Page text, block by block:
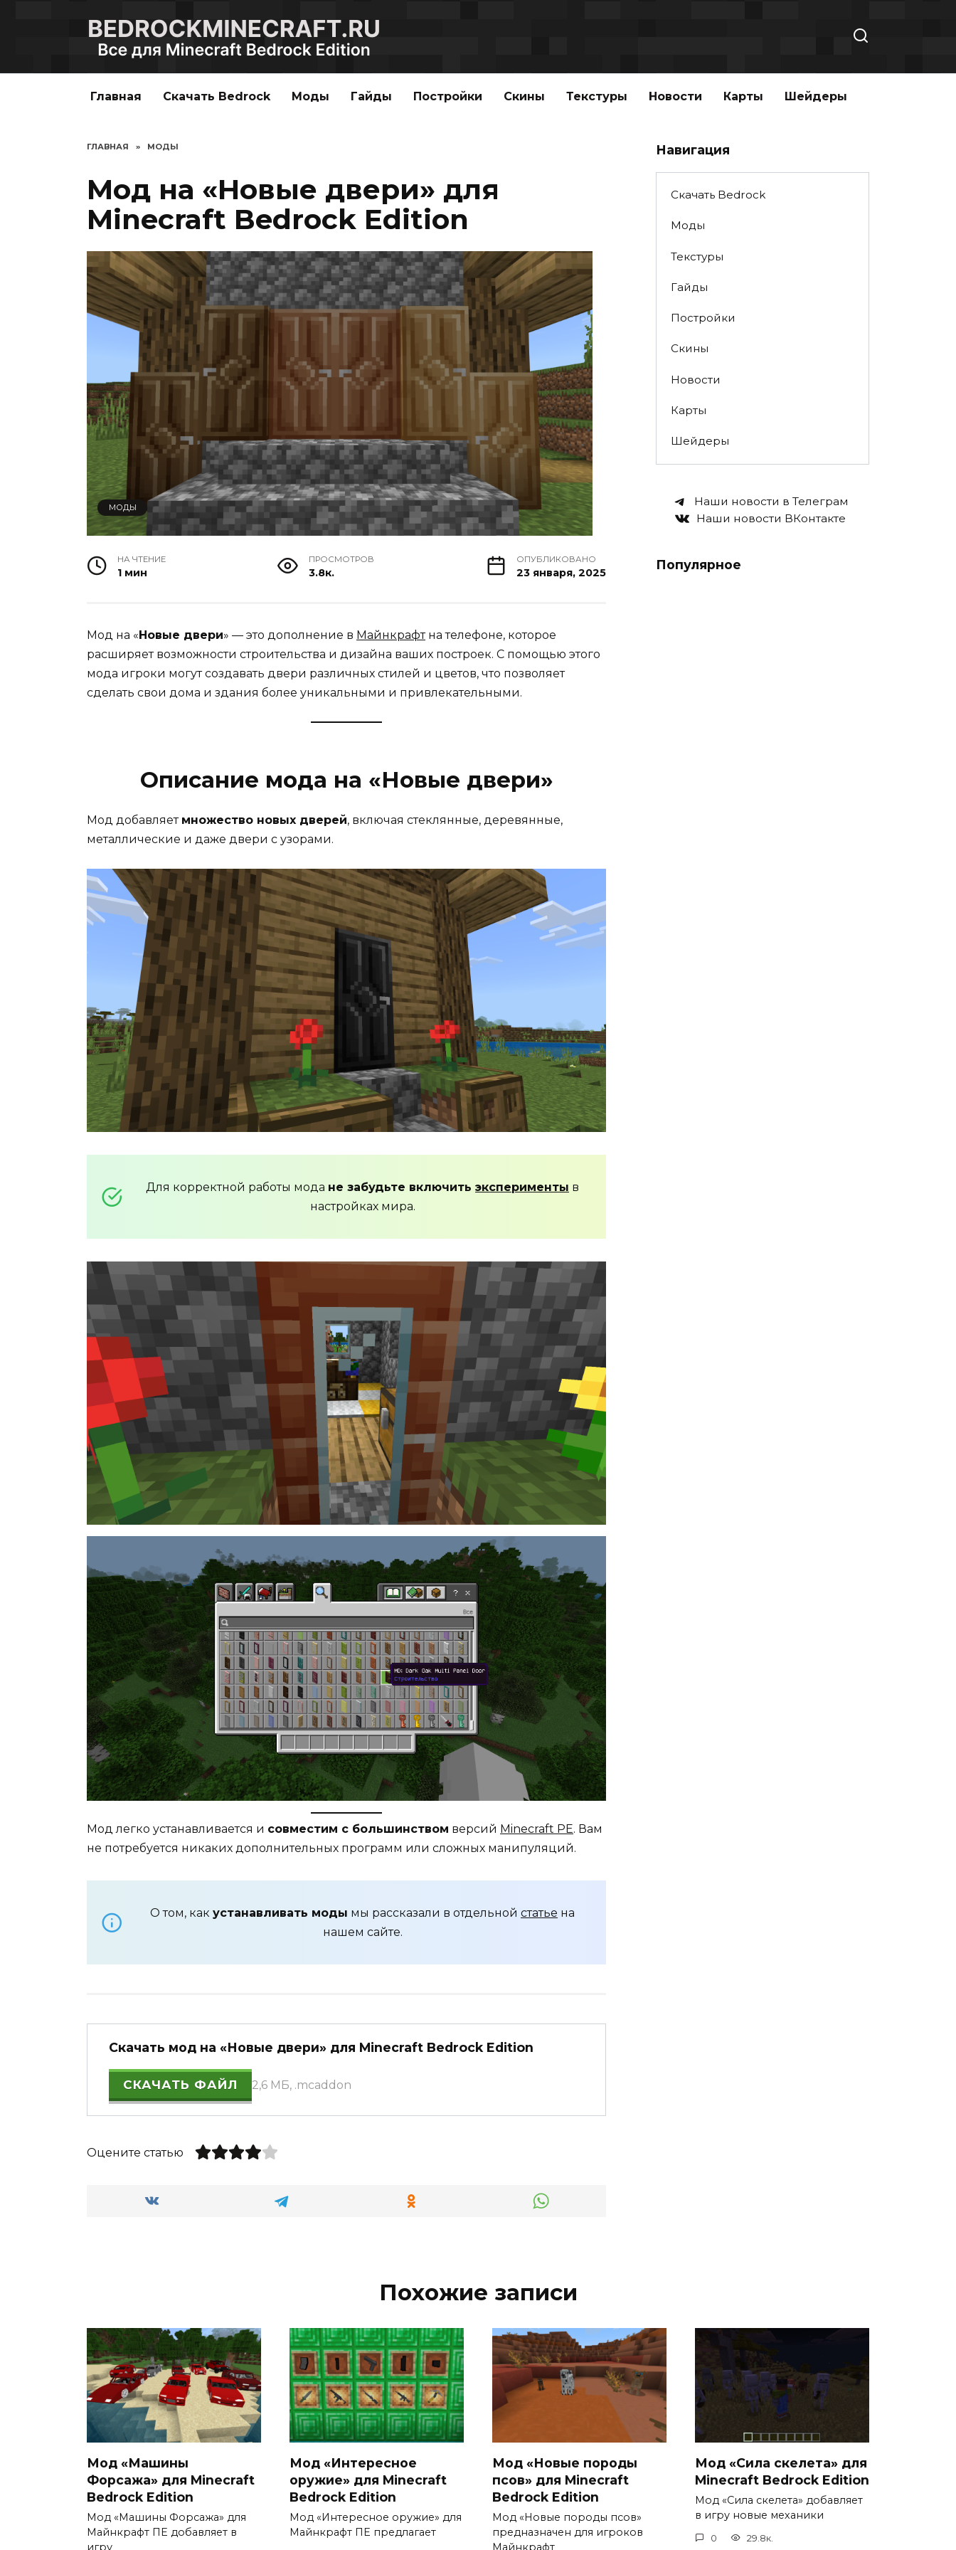
Главная Скачать Bedrock Моды Гайды Постройки Скины Текстуры Новости Карты Шейдеры
ГЛАВНАЯ » МОДЫ
Мод на «Новые двери» для
Minecraft Bedrock Edition
МОДЫ
НА ЧТЕНИЕ
1 мин
ПРОСМОТРОВ
3.8к.
ОПУБЛИКОВАНО
23 января, 2025
Мод на «Новые двери» — это дополнение в Майнкрафтна телефоне, которое
расширяет возможности строительства и дизайна ваших построек. С помощью этого
мода игроки могут создавать двери различных стилей и цветов, что позволяет
сделать свои дома и здания более уникальными и привлекательными.
Описание мода на «Новые двери»
Мод добавляет множество новых дверей, включая стеклянные, деревянные,
металлические и даже двери с узорами.
Для корректной работы мода не забудьте включить эксперименты в
настройках мира.
Мод легко устанавливается и совместим с большинством версий Minecraft PE. Вам
не потребуется никаких дополнительных программ или сложных манипуляций.
О том, как устанавливать моды мы рассказали в отдельной статье на
нашем сайте.
Скачать мод на «Новые двери» для Minecraft Bedrock Edition
СКАЧАТЬ ФАЙЛ 2,6 МБ, .mcaddon
Оцените статью
Навигация
Скачать Bedrock
Моды
Текстуры
Гайды
Постройки
Скины
Новости
Карты
Шейдеры
Наши новости в Телеграм
Наши новости ВКонтакте
Популярное
Похожие записи
Мод «Машины
Форсажа» для Minecraft
Bedrock Edition
Мод «Машины Форсажа» для
Майнкрафт ПЕ добавляет в
игру
Мод «Интересное
оружие» для Minecraft
Bedrock Edition
Мод «Интересное оружие» для
Майнкрафт ПЕ предлагает
Мод «Новые породы
псов» для Minecraft
Bedrock Edition
Мод «Новые породы псов»
предназначен для игроков
Майнкрафт
Мод «Сила скелета» для
Minecraft Bedrock Edition
Мод «Сила скелета» добавляет
в игру новые механики
0 29.8к.